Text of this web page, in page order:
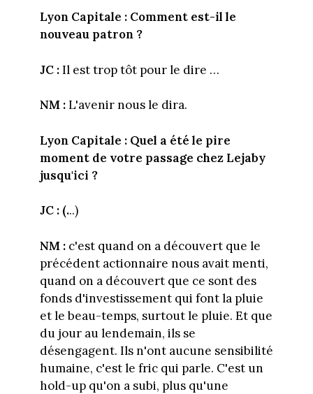
Lyon Capitale : Comment est-il le
nouveau patron ?
JC :Il est trop tôt pour le dire …
NM :L'avenir nous le dira.
Lyon Capitale : Quel a été le pire
moment de votre passage chez Lejaby
jusqu'ici ?
JC : (...)
NM : c'est quand on a découvert que le
précédent actionnaire nous avait menti,
quand on a découvert que ce sont des
fonds d'investissement qui font la pluie
et le beau-temps, surtout le pluie. Et que
du jour au lendemain, ils se
désengagent. Ils n'ont aucune sensibilité
humaine, c'est le fric qui parle. C'est un
hold-up qu'on a subi, plus qu'une